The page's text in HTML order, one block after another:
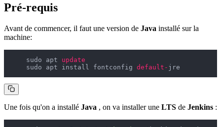
Pré-requis
Avant de commencer, il faut une version de Java installé sur la
machine:
    sudo apt
update
    sudo apt install fontconfig
default -
Une fois qu'on a installé Java , on va installer une LTS de Jenkins :